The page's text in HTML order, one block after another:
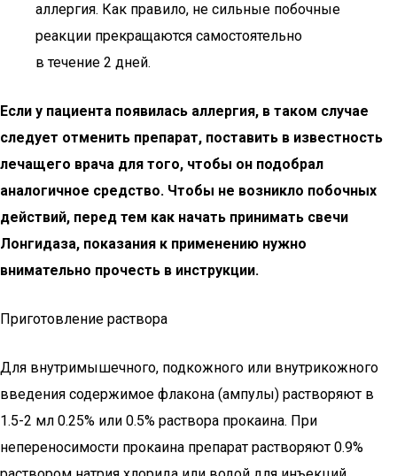
аллергия. Как правило, не сильные побочные
реакции прекращаются самостоятельно
в течение 2 дней.
Если у пациента появилась аллергия, в таком случае
следует отменить препарат, поставить в известность
лечащего врача для того, чтобы он подобрал
аналогичное средство. Чтобы не возникло побочных
действий, перед тем как начать принимать свечи
Лонгидаза, показания к применению нужно
внимательно прочесть в инструкции.
Приготовление раствора
Для внутримышечного, подкожного или внутрикожного
введения содержимое флакона (ампулы) растворяют в
1.5-2 мл 0.25% или 0.5% раствора прокаина. При
непереносимости прокаина препарат растворяют 0.9%